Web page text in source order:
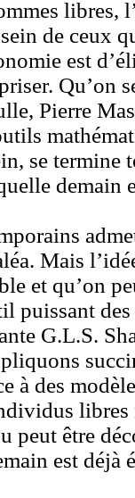
libres,
de ceux
est
Qu’on
Pierre
se
demain
Mais
et qu’on
puissant
G.L.S.
à des
peut être
est déjà